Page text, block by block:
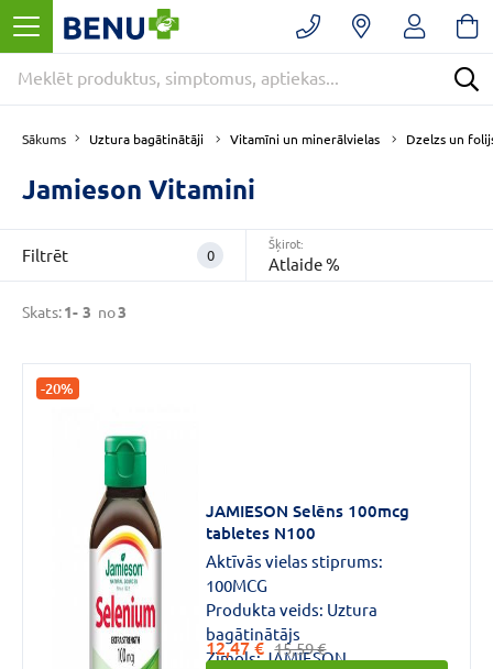
Sākums Uztura bagātinātāji Vitamīni un minerālvielas Dzelzs un
FiltrētNoņemt
filtrus
Kategorijas
E
-
APTIEKA
(3)
Uztura
bagātinātāji
Vitamīni
un
€ līdz €
Jamieson Vitamini
Skats:1- 3 no3
Filtrēt 0
Šķirot:
Atlaide %
-20%
JAMIESON Selēns 100mcg
tabletes N100
Aktīvās vielas stiprums:
100MCG
Produkta veids: Uztura
bagātinātājs
Zīmols:JAMIESON
12,47 € 15,59 €